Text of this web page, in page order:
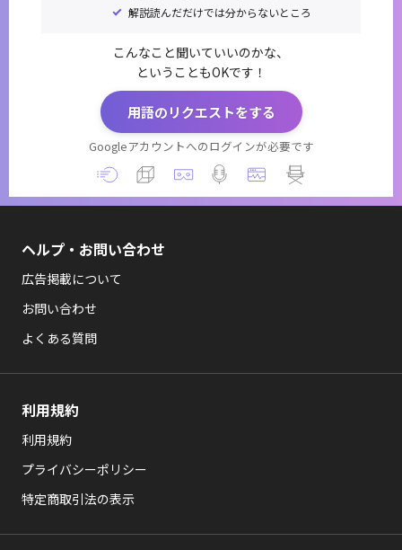
解説読んだだけでは分からないところ
こんなこと聞いていいのかな、
ということもOKです！
用語のリクエストをする
Googleアカウントへのログインが必要です
ヘルプ・お問い合わせ
広告掲載について
お問い合わせ
よくある質問
利用規約
利用規約
プライバシーポリシー
特定商取引法の表示